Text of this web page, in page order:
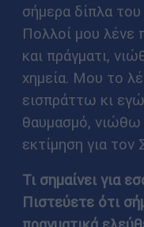
σήμερα δίπλα του
Πολλοί μου λένε
και πράγματι,
χημεία. Μου το
εισπράττω κι
θαυμασμό, νιώθω
εκτίμηση για
Τι σημαίνει για
Πιστεύετε ότι